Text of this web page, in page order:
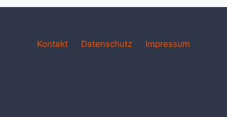
Kontakt Datenschutz Impressum